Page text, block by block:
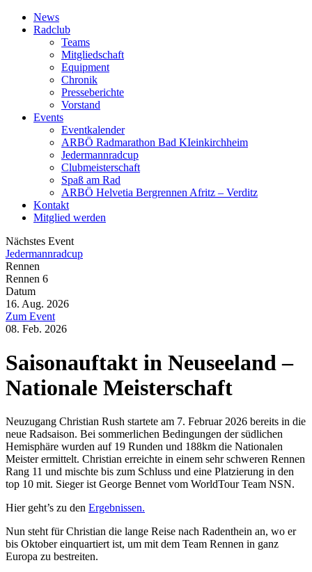
News
Radclub
Teams
Mitgliedschaft
Equipment
Chronik
Presseberichte
Vorstand
Events
Eventkalender
ARBÖ Radmarathon Bad KIeinkirchheim
Jedermannradcup
Clubmeisterschaft
Spaß am Rad
ARBÖ Helvetia Bergrennen Afritz – Verditz
Kontakt
Mitglied werden
Nächstes Event
Jedermannradcup
Rennen
Rennen 6
Datum
16. Aug. 2026
Zum Event
08. Feb. 2026
Saisonauftakt in Neuseeland –
Nationale Meisterschaft
Neuzugang Christian Rush startete am 7. Februar 2026 bereits in die
neue Radsaison. Bei sommerlichen Bedingungen der südlichen
Hemisphäre wurden auf 19 Runden und 188km die Nationalen
Meister ermittelt. Christian erreichte in einem sehr schweren Rennen
Rang 11 und mischte bis zum Schluss und eine Platzierung in den
top 10 mit. Sieger ist George Bennet vom WorldTour Team NSN.
Hier geht’s zu den Ergebnissen.
Nun steht für Christian die lange Reise nach Radenthein an, wo er
bis Oktober einquartiert ist, um mit dem Team Rennen in ganz
Europa zu bestreiten.